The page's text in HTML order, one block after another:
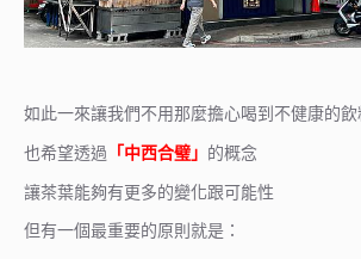
如此一來讓我們不用那麼擔心喝到不健康的飲
也希望透過 「中西合璧」 的概念
讓茶葉能夠有更多的變化跟可能性
但有一個最重要的原則就是：